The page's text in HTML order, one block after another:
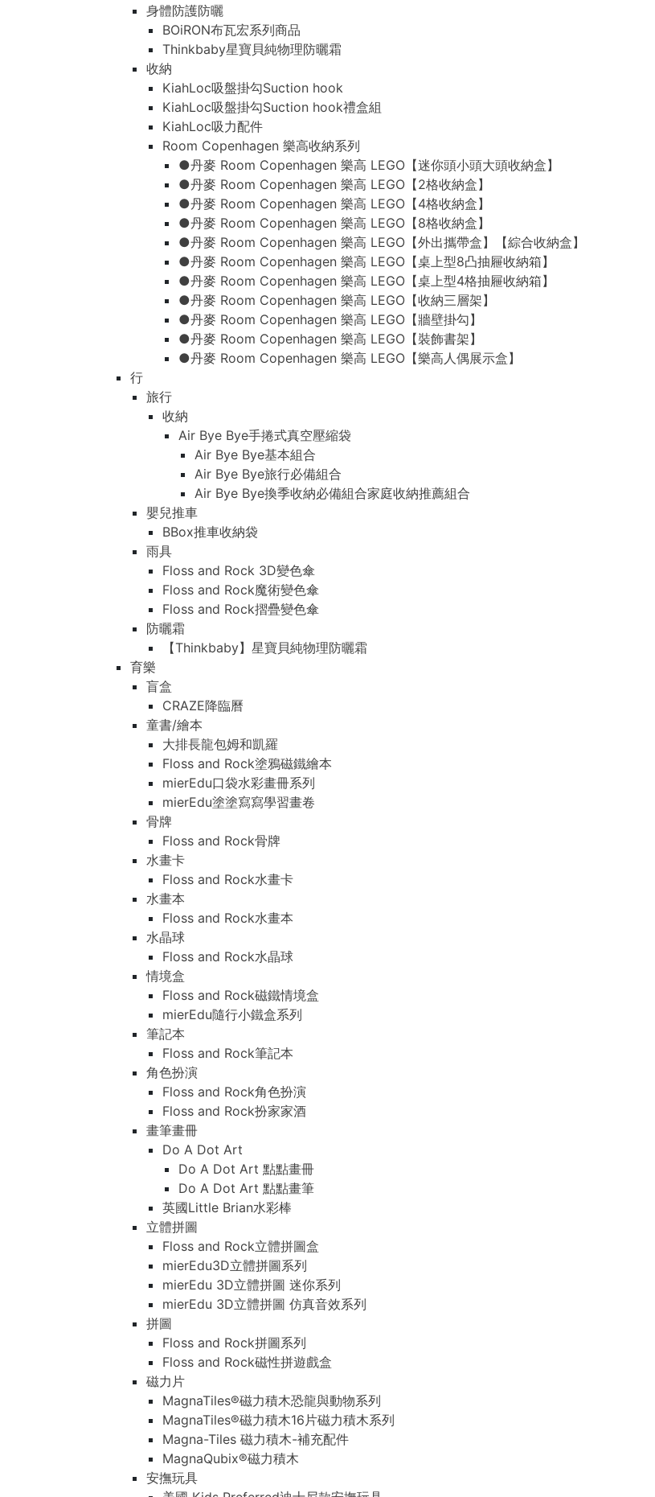
身體防護防曬
BOiRON布瓦宏系列商品
Thinkbaby星寶貝純物理防曬霜
收納
KiahLoc吸盤掛勾Suction hook
KiahLoc吸盤掛勾Suction hook禮盒組
KiahLoc吸力配件
Room Copenhagen 樂高收納系列
●丹麥 Room Copenhagen 樂高 LEGO【迷你頭小頭大頭收納盒】
●丹麥 Room Copenhagen 樂高 LEGO【2格收納盒】
●丹麥 Room Copenhagen 樂高 LEGO【4格收納盒】
●丹麥 Room Copenhagen 樂高 LEGO【8格收納盒】
●丹麥 Room Copenhagen 樂高 LEGO【外出攜帶盒】【綜合收納盒】
●丹麥 Room Copenhagen 樂高 LEGO【桌上型8凸抽屜收納箱】
●丹麥 Room Copenhagen 樂高 LEGO【桌上型4格抽屜收納箱】
●丹麥 Room Copenhagen 樂高 LEGO【收納三層架】
●丹麥 Room Copenhagen 樂高 LEGO【牆壁掛勾】
●丹麥 Room Copenhagen 樂高 LEGO【裝飾書架】
●丹麥 Room Copenhagen 樂高 LEGO【樂高人偶展示盒】
行
旅行
收納
Air Bye Bye手捲式真空壓縮袋
Air Bye Bye基本組合
Air Bye Bye旅行必備組合
Air Bye Bye換季收納必備組合家庭收納推薦組合
嬰兒推車
BBox推車收納袋
雨具
Floss and Rock 3D變色傘
Floss and Rock魔術變色傘
Floss and Rock摺疊變色傘
防曬霜
【Thinkbaby】星寶貝純物理防曬霜
育樂
盲盒
CRAZE降臨曆
童書/繪本
大排長龍包姆和凱羅
Floss and Rock塗鴉磁鐵繪本
mierEdu口袋水彩畫冊系列
mierEdu塗塗寫寫學習畫卷
骨牌
Floss and Rock骨牌
水畫卡
Floss and Rock水畫卡
水畫本
Floss and Rock水畫本
水晶球
Floss and Rock水晶球
情境盒
Floss and Rock磁鐵情境盒
mierEdu隨行小鐵盒系列
筆記本
Floss and Rock筆記本
角色扮演
Floss and Rock角色扮演
Floss and Rock扮家家酒
畫筆畫冊
Do A Dot Art
Do A Dot Art 點點畫冊
Do A Dot Art 點點畫筆
英國Little Brian水彩棒
立體拼圖
Floss and Rock立體拼圖盒
mierEdu3D立體拼圖系列
mierEdu 3D立體拼圖 迷你系列
mierEdu 3D立體拼圖 仿真音效系列
拼圖
Floss and Rock拼圖系列
Floss and Rock磁性拼遊戲盒
磁力片
MagnaTiles®磁力積木恐龍與動物系列
MagnaTiles®磁力積木16片磁力積木系列
Magna-Tiles 磁力積木-補充配件
MagnaQubix®磁力積木
安撫玩具